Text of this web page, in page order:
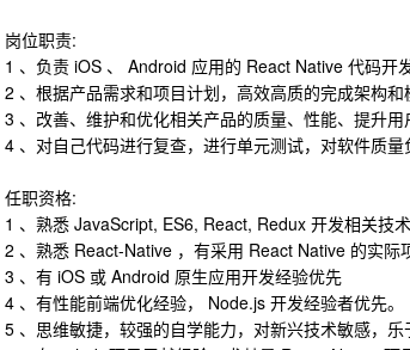
岗位职责:
1 、负责 iOS 、 Android 应用的 React Native 代码开
2 、根据产品需求和项目计划，高效高质的完成架构和
3 、改善、维护和优化相关产品的质量、性能、提升用
4 、对自己代码进行复查，进行单元测试，对软件质量
任职资格:
1 、熟悉 JavaScript, ES6, React, Redux 开发相关技术
2 、熟悉 React-Native ，有采用 React Native 的实际
3 、有 iOS 或 Android 原生应用开发经验优先
4 、有性能前端优化经验， Node.js 开发经验者优先。
5 、思维敏捷，较强的自学能力，对新兴技术敏感，乐